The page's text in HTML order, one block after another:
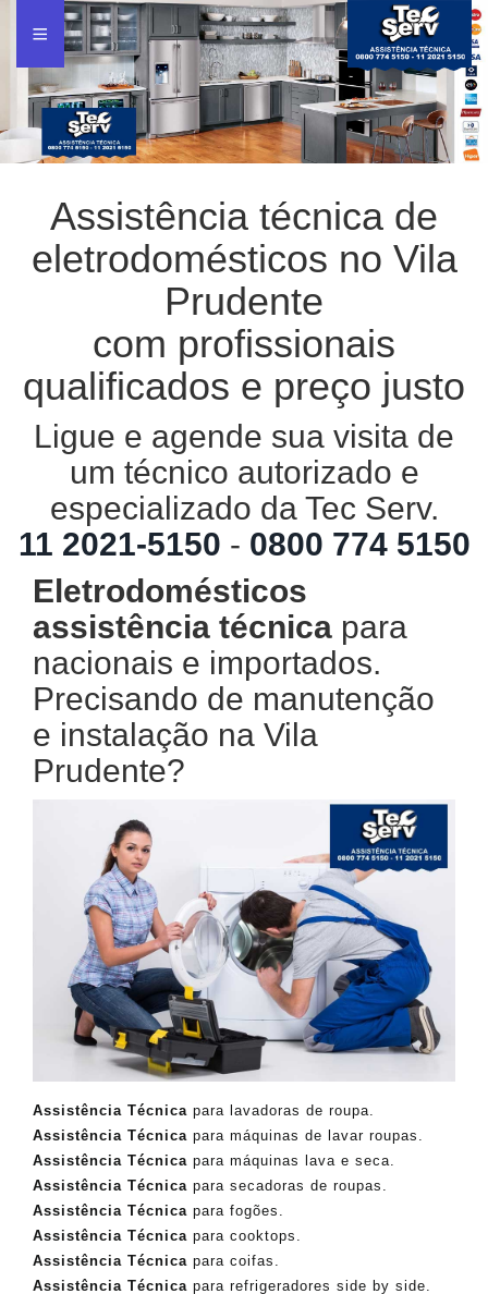
Assistência técnica de
eletrodomésticos no Vila
Prudente
com profissionais
qualificados e preço justo
Ligue e agende sua visita de
um técnico autorizado e
especializado da Tec Serv.
11 2021-5150 - 0800 774 5150
Eletrodomésticos
assistência técnica para
nacionais e importados.
Precisando de manutenção
e instalação na Vila
Prudente?
Assistência Técnica para lavadoras de roupa.
Assistência Técnica para máquinas de lavar roupas.
Assistência Técnica para máquinas lava e seca.
Assistência Técnica para secadoras de roupas.
Assistência Técnica para fogões.
Assistência Técnica para cooktops.
Assistência Técnica para coifas.
Assistência Técnica para refrigeradores side by side.